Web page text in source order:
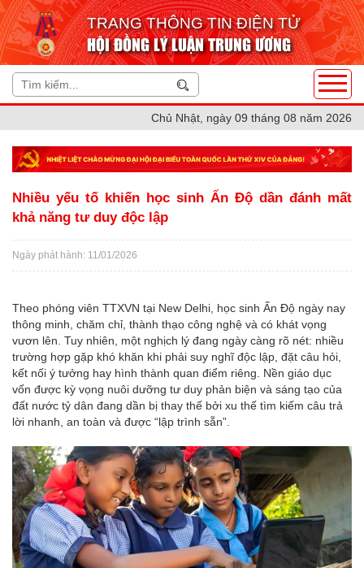
TRANG THÔNG TIN ĐIỆN TỬ
HỘI ĐỒNG LÝ LUẬN TRUNG ƯƠNG
Chủ Nhật, ngày 09 tháng 08 năm 2026
Nhiều yếu tố khiến học sinh Ấn Độ dần đánh mất
khả năng tư duy độc lập
Ngày phát hành: 11/01/2026
Theo phóng viên TTXVN tại New Delhi, học sinh Ấn Độ ngày nay
thông minh, chăm chỉ, thành thạo công nghệ và có khát vọng
vươn lên. Tuy nhiên, một nghịch lý đang ngày càng rõ nét: nhiều
trường hợp gặp khó khăn khi phải suy nghĩ độc lập, đặt câu hỏi,
kết nối ý tưởng hay hình thành quan điểm riêng. Nền giáo dục
vốn được kỳ vọng nuôi dưỡng tư duy phản biện và sáng tạo của
đất nước tỷ dân đang dần bị thay thế bởi xu thế tìm kiếm câu trả
lời nhanh, an toàn và được “lập trình sẵn”.